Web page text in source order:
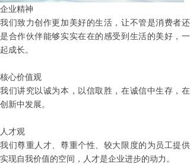
企业精神
我们致力创作更加美好的生活，让不管是消费者还
是合作伙伴能够实实在在的感受到生活的美好，一
起成长。
核心价值观
我们讲究以诚为本，以信取胜，在诚信中生存，在
创新中发展。
人才观
我们尊重人才、尊重个性、较大限度的为员工提供
实现自我价值的空间，人才是企业进步的动力。